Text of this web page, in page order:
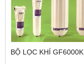
BỘ LỌC KHÍ GF6000K